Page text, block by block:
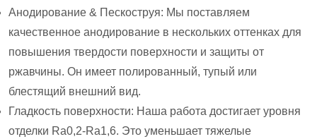
Анодирование & Пескоструя: Мы поставляем
качественное анодирование в нескольких оттенках для
повышения твердости поверхности и защиты от
ржавчины. Он имеет полированный, тупый или
блестящий внешний вид.
Гладкость поверхности: Наша работа достигает уровня
отделки Ra0,2-Ra1,6. Это уменьшает тяжелые